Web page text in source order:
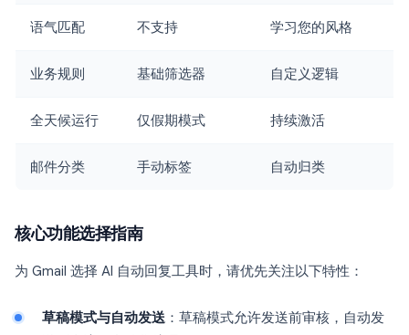
语气匹配 不支持 学习您的风格
业务规则 基础筛选器 自定义逻辑
全天候运行 仅假期模式 持续激活
邮件分类 手动标签 自动归类
核心功能选择指南
为 Gmail 选择 AI 自动回复工具时，请优先关注以下特性：
草稿模式与自动发送 ：草稿模式允许发送前审核，自动发